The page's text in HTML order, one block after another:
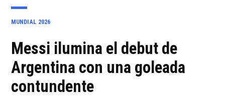
PUBLICADO
MUNDIAL 2026
Messi ilumina el debut de
Argentina con una goleada
contundente